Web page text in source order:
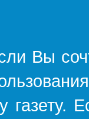
Вы
газету.